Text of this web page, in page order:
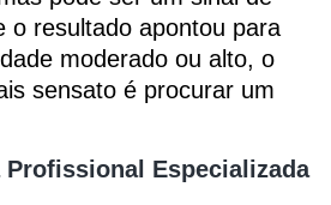
o resultado apontou para
moderado ou alto, o
sensato é procurar um
Profissional Especializada